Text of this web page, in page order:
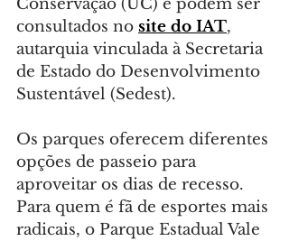
Conservação (UC) e podem ser
consultados no site do IAT,
autarquia vinculada à Secretaria
de Estado do Desenvolvimento
Sustentável (Sedest).
Os parques oferecem diferentes
opções de passeio para
aproveitar os dias de recesso.
Para quem é fã de esportes mais
radicais, o Parque Estadual Vale